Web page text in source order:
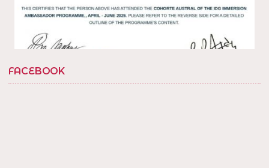
FACEBOOK